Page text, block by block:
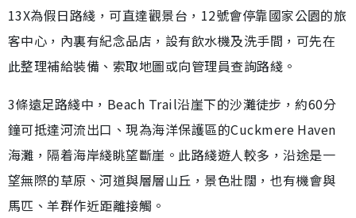
13X為假日路綫，可直達觀景台，12號會停靠國家公園的旅
客中心，內裏有紀念品店，設有飲水機及洗手間，可先在
此整理補給裝備、索取地圖或向管理員查詢路綫。
3條遠足路綫中，Beach Trail沿崖下的沙灘徒步，約60分
鐘可抵達河流出口、現為海洋保護區的Cuckmere Haven
海灘，隔着海岸綫眺望斷崖。此路綫遊人較多，沿途是一
望無際的草原、河道與層層山丘，景色壯闊，也有機會與
馬匹、羊群作近距離接觸。